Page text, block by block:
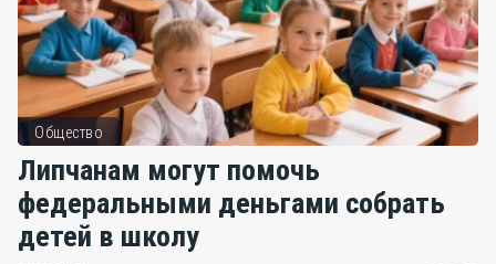
Общество
Липчанам могут помочь
федеральными деньгами собрать
детей в школу